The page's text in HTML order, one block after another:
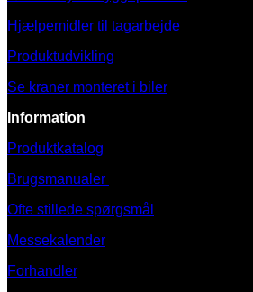
Hjælpemidler til tagarbejde
Produktudvikling
Se kraner monteret i biler
Information
Produktkatalog
Brugsmanualer
Ofte stillede spørgsmål
Messekalender
Forhandler